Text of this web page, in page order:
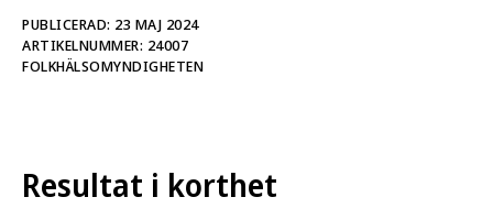
PUBLICERAD: 23 MAJ 2024
ARTIKELNUMMER: 24007
FOLKHÄLSOMYNDIGHETEN
Resultat i korthet
nikotin samt spel om pengar (ANDTS) 2021–2025.
Redovisningen baseras på ANDTS-strategins mål
nuläget fördelas mellan grupper. Under varje mål
bedömer vi hur arbetet kan prioriteras framåt.